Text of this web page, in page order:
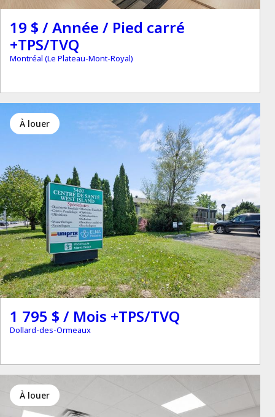
19 $ / Année / Pied carré
+TPS/TVQ
Montréal (Le Plateau-Mont-Royal)
à louer
1 795 $ / Mois +TPS/TVQ
Dollard-des-Ormeaux
à louer